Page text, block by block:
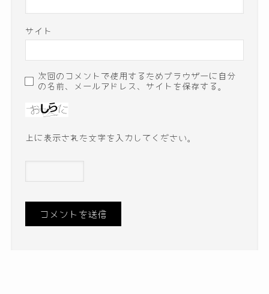
サイト
次回のコメントで使用するためブラウザーに自分
の名前、メールアドレス、サイトを保存する。
上に表示された文字を入力してください。